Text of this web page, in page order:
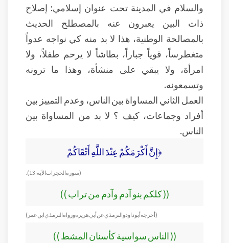
والسلام في المدينة تحت عنوان إسلامي: إصلاح
ذات البين يعبرون عنه بالمصطلح الحديث
بالمصالحة الوطنية، هذا لا بد منه كي نواجه عدواً
متغطرساً، قوياً جباراً، بطاشاً لا يرحم طفلاً، ولا
امرأة، ولا يبقي على منشأة، وهذا ما ترونه
وتسمعونه.
العمل الثاني المساواة بين الناس، وعدم التمييز بين
أفراد وجماعات، كيف ؟ لا بد من المساواة بين
الناس.
﴿إِنَّ أَكْرَمَكُمْ عِنْدَ اللَّهِ أَتْقَاكُمْ
( سورة الحجرات الآية: 13 ).
(( كلكم بنو آدم وآدم من تراب ))
(أخرجه أبو داود والترمذي عن أبي هريرة ورواه الترمذي ابن عمر)
(( الناس سواسية كأسنان المشط ))